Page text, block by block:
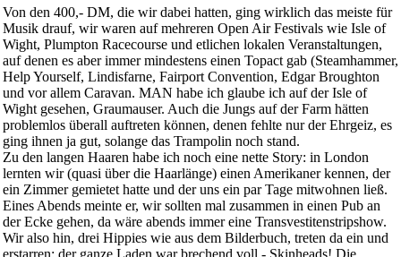
Von den 400,- DM, die wir dabei hatten, ging wirklich das meiste für
Musik drauf, wir waren auf mehreren Open Air Festivals wie Isle of
Wight, Plumpton Racecourse und etlichen lokalen Veranstaltungen,
auf denen es aber immer mindestens einen Topact gab (Steamhammer,
Help Yourself, Lindisfarne, Fairport Convention, Edgar Broughton
und vor allem Caravan. MAN habe ich glaube ich auf der Isle of
Wight gesehen, Graumauser. Auch die Jungs auf der Farm hätten
problemlos überall auftreten können, denen fehlte nur der Ehrgeiz, es
ging ihnen ja gut, solange das Trampolin noch stand.
Zu den langen Haaren habe ich noch eine nette Story: in London
lernten wir (quasi über die Haarlänge) einen Amerikaner kennen, der
ein Zimmer gemietet hatte und der uns ein par Tage mitwohnen ließ.
Eines Abends meinte er, wir sollten mal zusammen in einen Pub an
der Ecke gehen, da wäre abends immer eine Transvestitenstripshow.
Wir also hin, drei Hippies wie aus dem Bilderbuch, treten da ein und
erstarren: der ganze Laden war brechend voll - Skinheads! Die